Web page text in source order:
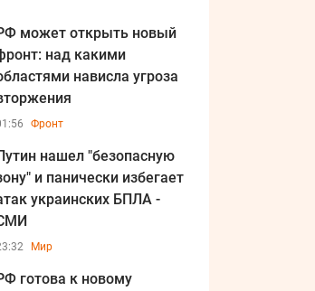
может открыть новый
над какими
нависла угроза
Фронт
нашел "безопасную
и панически избегает
украинских БПЛА -
Мир
готова к новому